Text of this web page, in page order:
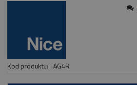
Kod produktu: AG4R